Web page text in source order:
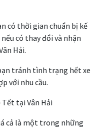
có thời gian chuẩn bị kế
có thay đổi và nhận
Hải.
tránh tình trạng hết xe
với nhu cầu.
tại Vân Hải
cả là một trong những